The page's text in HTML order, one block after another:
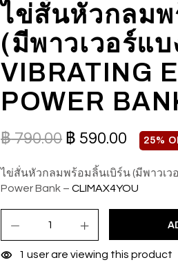
ไข่สั่นหัวกลม
(มีพาวเวอร์แบ
VIBRATING
POWER
฿790.00 ฿ 590.00 25%
ไข่สั่นหัวกลมพร้อมลิ้นเบิร์น (มีพาวเว
Power Bank – CLIMAX4YOU
1 user are viewing this product